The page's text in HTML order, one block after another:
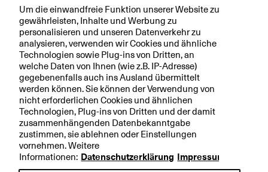
Aktuell
Ihre BKB
Rechtliche Hinweise
Datenschutzerklärung
Impressum
Um die einwandfreie Funktion unserer Website zu
gewährleisten, Inhalte und Werbung zu
personalisieren und unseren Datenverkehr zu
analysieren, verwenden wir Cookies und ähnliche
Technologien sowie Plug-ins von Dritten, an
welche Daten von Ihnen (wie z.B. IP-Adresse)
gegebenenfalls auch ins Ausland übermittelt
werden können. Sie können der Verwendung von
nicht erforderlichen Cookies und ähnlichen
Technologien, Plug-ins von Dritten und der damit
zusammenhängenden Datenbekanntgabe
zustimmen, sie ablehnen oder Einstellungen
vornehmen. Weitere
Informationen: Datenschutzerklärung Impressum